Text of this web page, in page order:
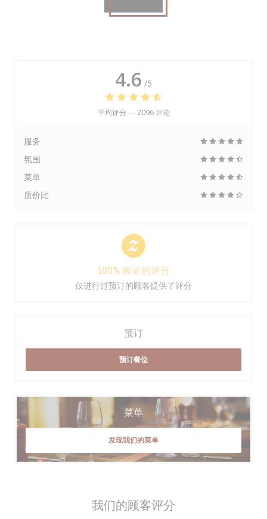
我们的顾客评分
4.6 /5
平均评分 —2096 评论
服务
氛围
菜单
质价比
100% 验证的评分
仅进行过预订的顾客提供了评分
预订
预订餐位
菜单
发现我们的菜单